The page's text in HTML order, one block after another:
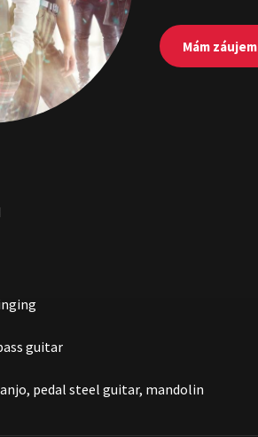
Mám záujem
guitar
pedal steel guitar, mandolin